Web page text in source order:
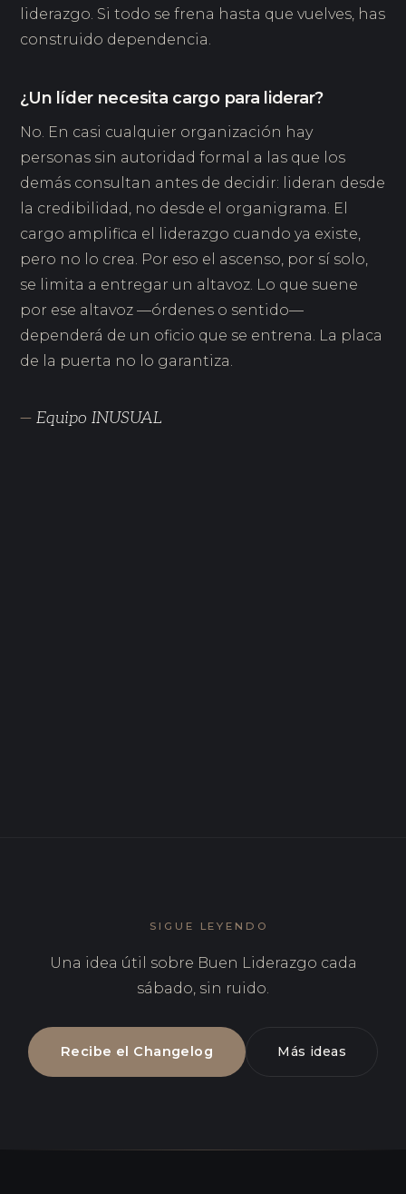
liderazgo. Si todo se frena hasta que vuelves, has
construido dependencia.
¿Un líder necesita cargo para liderar?
No. En casi cualquier organización hay
personas sin autoridad formal a las que los
demás consultan antes de decidir: lideran desde
la credibilidad, no desde el organigrama. El
cargo amplifica el liderazgo cuando ya existe,
pero no lo crea. Por eso el ascenso, por sí solo,
se limita a entregar un altavoz. Lo que suene
por ese altavoz —órdenes o sentido—
dependerá de un oficio que se entrena. La placa
de la puerta no lo garantiza.
— Equipo INUSUAL
SIGUE LEYENDO
Una idea útil sobre Buen Liderazgo cada
sábado, sin ruido.
Recibe el Changelog Más ideas